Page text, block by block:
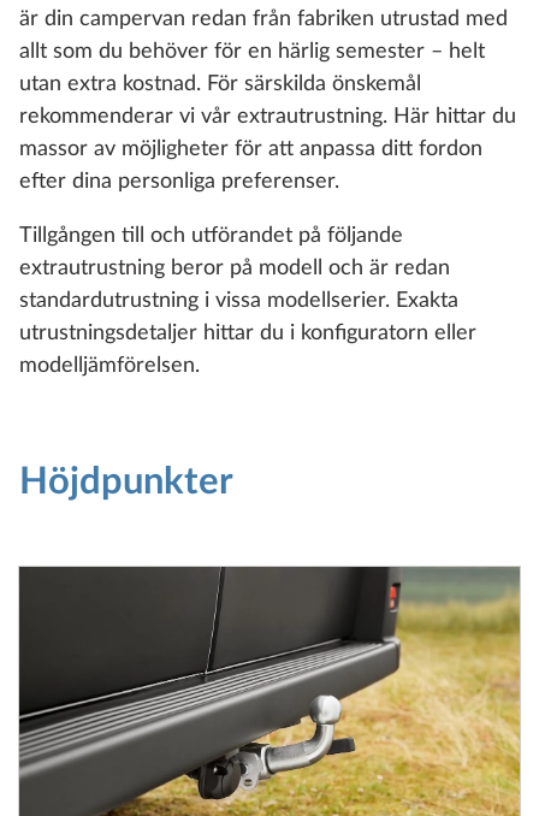
är din campervan redan från fabriken utrustad med
allt som du behöver för en härlig semester – helt
utan extra kostnad. För särskilda önskemål
rekommenderar vi vår extrautrustning. Här hittar du
massor av möjligheter för att anpassa ditt fordon
efter dina personliga preferenser.
Tillgången till och utförandet på följande
extrautrustning beror på modell och är redan
standardutrustning i vissa modellserier. Exakta
utrustningsdetaljer hittar du i konfiguratorn eller
modelljämförelsen.
Höjdpunkter